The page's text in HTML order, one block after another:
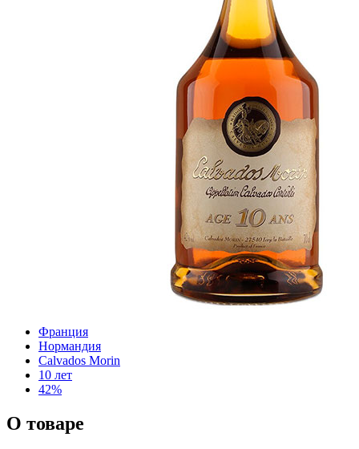
Франция
Нормандия
Calvados Morin
10 лет
42%
О товаре